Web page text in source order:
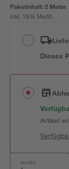
Paketinhalt:2 Meter
inkl. 19% MwSt.
Dieses
Artikel
Anzahl: